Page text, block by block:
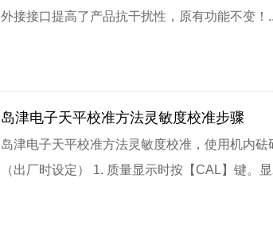
1
外接接口提高了产品抗干扰性，原有功能不变！
岛津电子天平校准方法灵敏度校准步骤
岛津电子天平校准方法灵敏度校准，使用机内
（出厂时设定） 1. 质量显示时按【CAL】键。